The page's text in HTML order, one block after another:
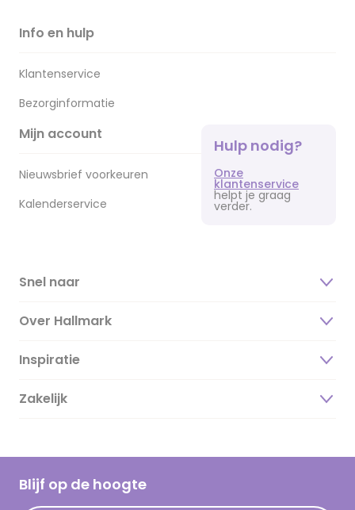
Info en hulp
Klantenservice
Bezorginformatie
Mijn account
Nieuwsbrief voorkeuren
Kalenderservice
Hulp nodig?
Onze
klantenservice
helpt je graag
verder.
Snel naar
Over Hallmark
Over ons
Duurzaamheid
Hallmark Kaartclub
Inspiratie
Magazine
Cadeau inspiratie
Kaartinspiratie
Zakelijk
Blijf op de hoogte